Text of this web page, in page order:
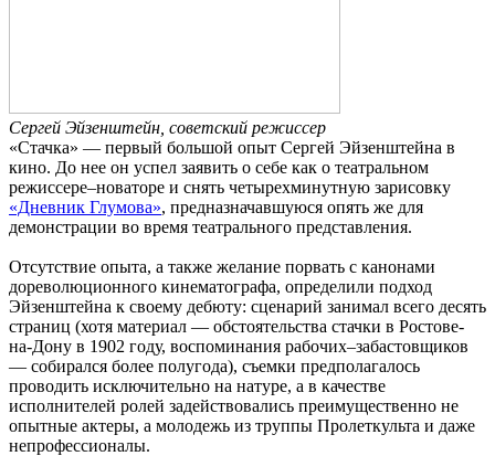
Сергей Эйзенштейн, советский режиссер
«Стачка» — первый большой опыт Сергей Эйзенштейна в
кино. До нее он успел заявить о себе как о театральном
режиссере–новаторе и снять четырехминутную зарисовку
«Дневник Глумова», предназначавшуюся опять же для
демонстрации во время театрального представления.
Отсутствие опыта, а также желание порвать с канонами
дореволюционного кинематографа, определили подход
Эйзенштейна к своему дебюту: сценарий занимал всего десять
страниц (хотя материал — обстоятельства стачки в Ростове-
на-Дону в 1902 году, воспоминания рабочих–забастовщиков
— собирался более полугода), съемки предполагалось
проводить исключительно на натуре, а в качестве
исполнителей ролей задействовались преимущественно не
опытные актеры, а молодежь из труппы Пролеткульта и даже
непрофессионалы.